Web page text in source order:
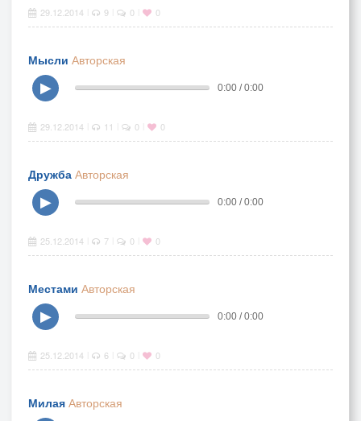
29.12.2014 9 0 0
Мысли Авторская
▶
0:00 / 0:00
29.12.2014 11 0 0
Дружба Авторская
▶
0:00 / 0:00
25.12.2014 7 0 0
Местами Авторская
▶
0:00 / 0:00
25.12.2014 6 0 0
Милая Авторская